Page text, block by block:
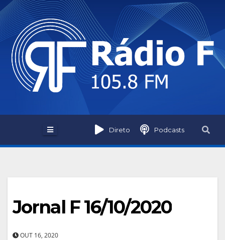
Skip
to
content
Direto Podcasts
Jornal F 16/10/2020
OUT 16, 2020